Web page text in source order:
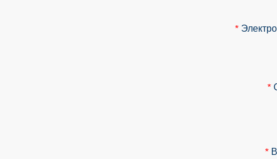
*
*
*